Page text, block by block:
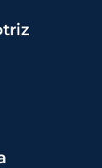
e incentivos
califican. Pueden
según la
a cambios
EXCLUYEN el
una tarifa de
concesionarios
etiquetas, registro